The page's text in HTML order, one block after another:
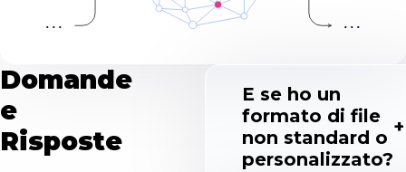
... ...
Domande
e
Risposte
E se ho un
formato di file
non standard o
personalizzato?